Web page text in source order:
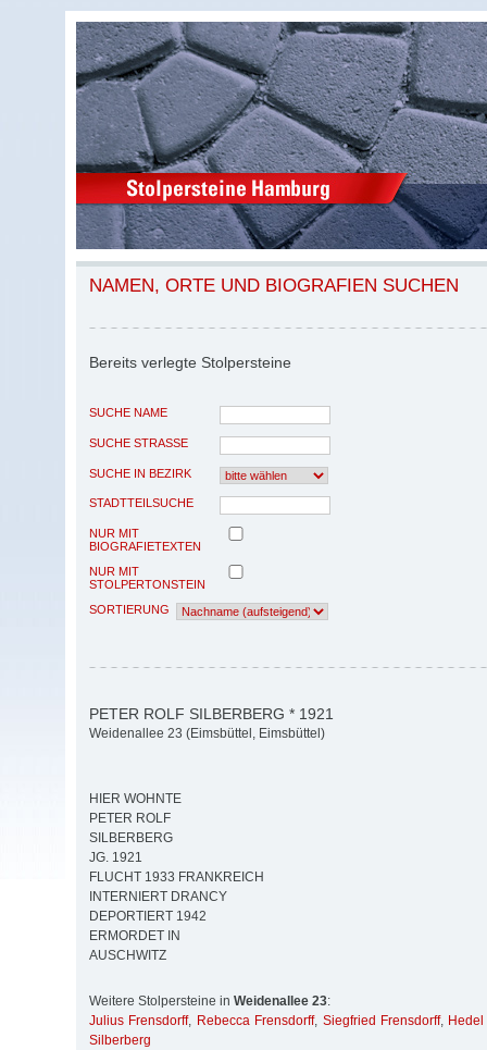
NAMEN, ORTE UND BIOGRAFIEN SUCHEN
Bereits verlegte Stolpersteine
SUCHE NAME
SUCHE STRASSE
SUCHE IN BEZIRK
STADTTEILSUCHE
NUR MIT
BIOGRAFIETEXTEN
NUR MIT
STOLPERTONSTEIN
SORTIERUNG
PETER ROLF SILBERBERG * 1921
Weidenallee 23 (Eimsbüttel, Eimsbüttel)
HIER WOHNTE
PETER ROLF
SILBERBERG
JG. 1921
FLUCHT 1933 FRANKREICH
INTERNIERT DRANCY
DEPORTIERT 1942
ERMORDET IN
AUSCHWITZ
Weitere Stolpersteine in Weidenallee 23:
Julius Frensdorff, Rebecca Frensdorff, Siegfried Frensdorff,
Silberberg